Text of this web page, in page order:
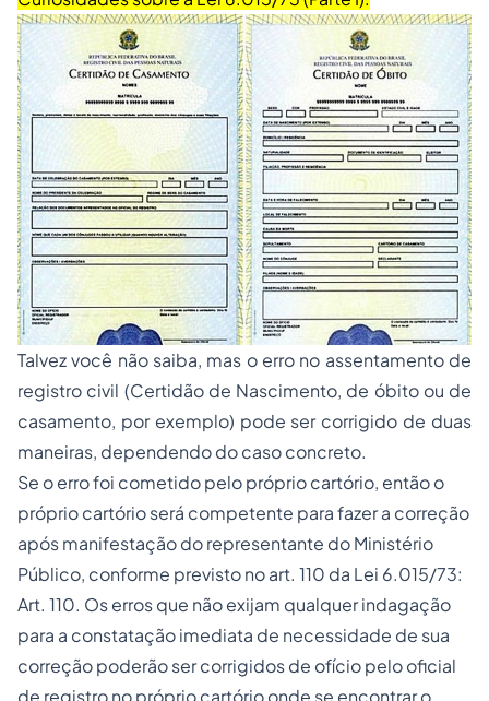
Talvez você não saiba, mas o erro no assentamento de
registro civil (Certidão de Nascimento, de óbito ou de
casamento, por exemplo) pode ser corrigido de duas
maneiras, dependendo do caso concreto.
Se o erro foi cometido pelo próprio cartório, então o
próprio cartório será competente para fazer a correção
após manifestação do representante do Ministério
Público, conforme previsto no art. 110 da Lei 6.015/73:
Art. 110. Os erros que não exijam qualquer indagação
para a constatação imediata de necessidade de sua
correção poderão ser corrigidos de ofício pelo oficial
de registro no próprio cartório onde se encontrar o